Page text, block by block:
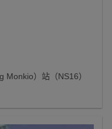
）站（NS16）